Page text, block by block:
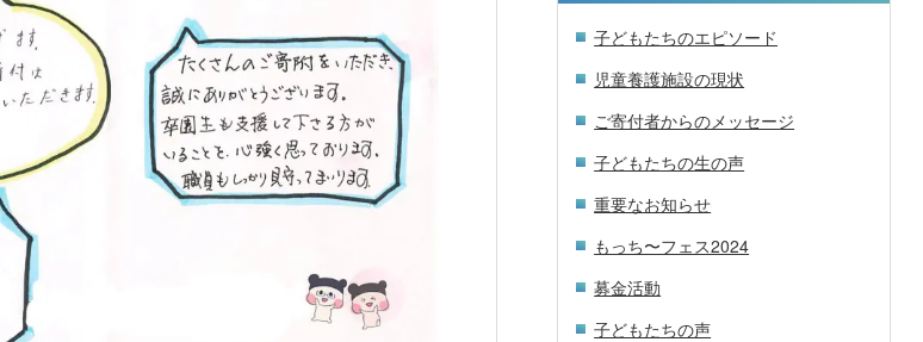
子どもたちのエピソード
児童養護施設の現状
ご寄付者からのメッセージ
子どもたちの生の声
重要なお知らせ
もっち〜フェス2024
募金活動
子どもたちの声